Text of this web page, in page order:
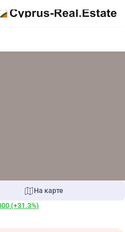
(+31.3%)
На карте